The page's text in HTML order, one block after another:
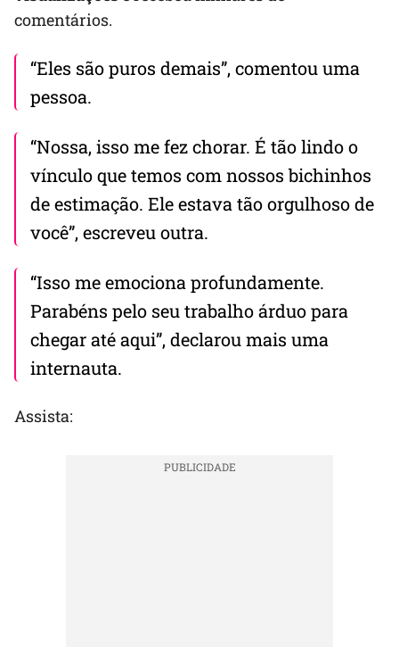
comentários.
“Eles são puros demais”, comentou uma
pessoa.
“Nossa, isso me fez chorar. É tão lindo o
vínculo que temos com nossos bichinhos
de estimação. Ele estava tão orgulhoso de
você”, escreveu outra.
“Isso me emociona profundamente.
Parabéns pelo seu trabalho árduo para
chegar até aqui”, declarou mais uma
internauta.
Assista: